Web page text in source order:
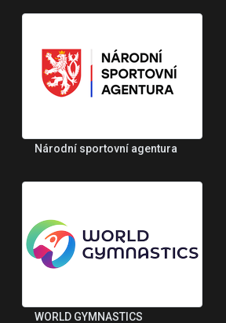
Národní sportovní agentura
WORLD GYMNASTICS